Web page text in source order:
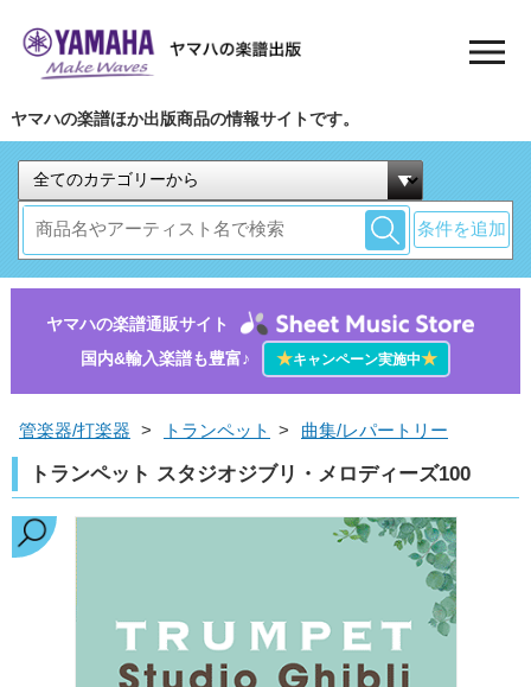
ヤマハの楽譜ほか出版商品の情報サイトです。
条件を追加
ヤマハの楽譜通販サイト
国内&輸入楽譜も豊富♪
★キャンペーン実施中★
管楽器/打楽器 > トランペット > 曲集/レパートリー
トランペット スタジオジブリ・メロディーズ100